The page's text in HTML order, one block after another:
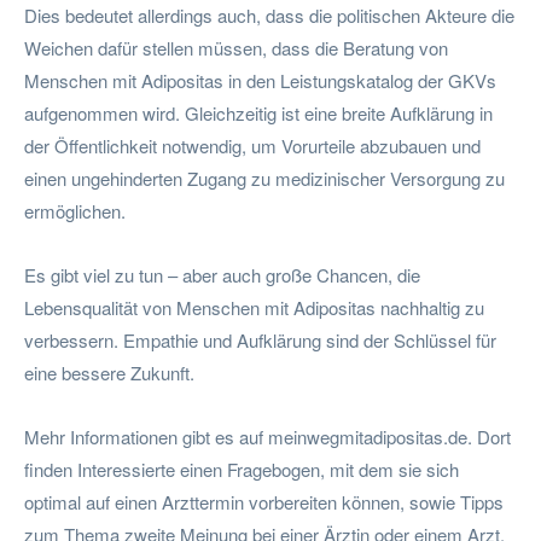
Dies bedeutet allerdings auch, dass die politischen Akteure die
Weichen dafür stellen müssen, dass die Beratung von
Menschen mit Adipositas in den Leistungskatalog der GKVs
aufgenommen wird. Gleichzeitig ist eine breite Aufklärung in
der Öffentlichkeit notwendig, um Vorurteile abzubauen und
einen ungehinderten Zugang zu medizinischer Versorgung zu
ermöglichen.
Es gibt viel zu tun – aber auch große Chancen, die
Lebensqualität von Menschen mit Adipositas nachhaltig zu
verbessern. Empathie und Aufklärung sind der Schlüssel für
eine bessere Zukunft.
Mehr Informationen gibt es auf meinwegmitadipositas.de. Dort
finden Interessierte einen Fragebogen, mit dem sie sich
optimal auf einen Arzttermin vorbereiten können, sowie Tipps
zum Thema zweite Meinung bei einer Ärztin oder einem Arzt.